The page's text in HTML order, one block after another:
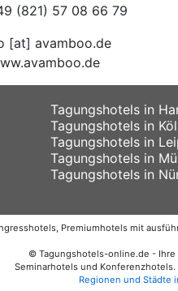
(821) 57 08 66 79
[at] avamboo.de
Tagungshotels in
Tagungshotels in
Tagungshotels in
Tagungshotels in
Tagungshotels in
Premiumhotels mit
© Tagungshotels-online.de - Ihre
Seminarhotels und Konferenzhotels.
Regionen und Städte